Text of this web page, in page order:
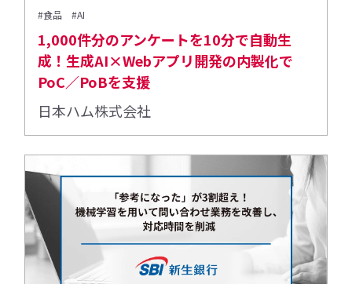
#食品 #AI
1,000件分のアンケートを10分で自動生
成！生成AI×Webアプリ開発の内製化で
PoC／PoBを支援
日本ハム株式会社